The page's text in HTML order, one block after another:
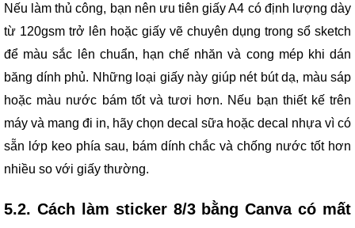
Nếu làm thủ công, bạn nên ưu tiên giấy A4 có định lượng dày
từ 120gsm trở lên hoặc giấy vẽ chuyên dụng trong sổ sketch
để màu sắc lên chuẩn, hạn chế nhăn và cong mép khi dán
băng dính phủ. Những loại giấy này giúp nét bút dạ, màu sáp
hoặc màu nước bám tốt và tươi hơn. Nếu bạn thiết kế trên
máy và mang đi in, hãy chọn decal sữa hoặc decal nhựa vì có
sẵn lớp keo phía sau, bám dính chắc và chống nước tốt hơn
nhiều so với giấy thường.
5.2. Cách làm sticker 8/3 bằng Canva có mất